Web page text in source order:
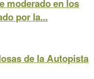
moderado en los
por la...
de la Autopista